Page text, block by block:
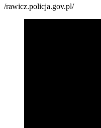
/rawicz.policja.gov.pl/